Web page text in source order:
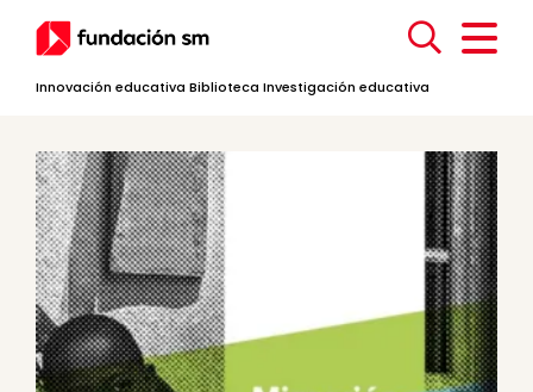
Innovación educativa Biblioteca Investigación educativa